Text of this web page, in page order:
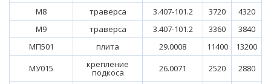
М8
траверса 3.407-101.2 3720
4320
М9
траверса 3.407-101.2 3360
3840
МП501
плита 29.0008 11400
13200
МУ015
крепление
подкоса 26.0071 2520
2880